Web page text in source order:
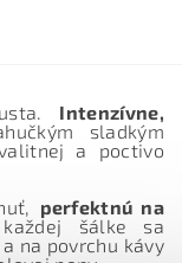
Intenzívne,
sladkým
a poctivo
perfektnú na
šálke sa
na povrchu kávy